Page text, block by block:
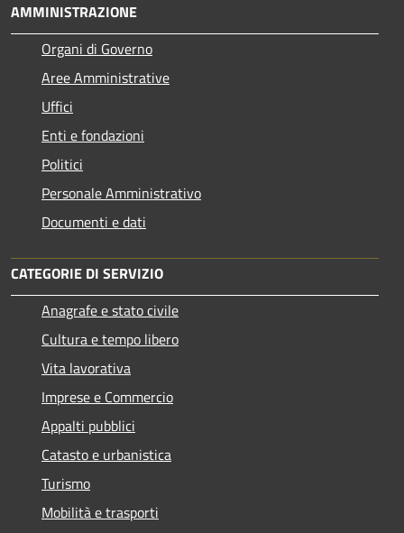
AMMINISTRAZIONE
Organi di Governo
Aree Amministrative
Uffici
Enti e fondazioni
Politici
Personale Amministrativo
Documenti e dati
CATEGORIE DI SERVIZIO
Anagrafe e stato civile
Cultura e tempo libero
Vita lavorativa
Imprese e Commercio
Appalti pubblici
Catasto e urbanistica
Turismo
Mobilità e trasporti